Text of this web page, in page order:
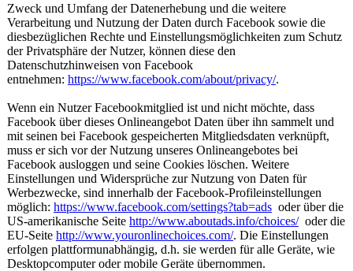
Zweck und Umfang der Datenerhebung und die weitere
Verarbeitung und Nutzung der Daten durch Facebook sowie die
diesbezüglichen Rechte und Einstellungsmöglichkeiten zum Schutz
der Privatsphäre der Nutzer, können diese den
Datenschutzhinweisen von Facebook
entnehmen: https://www.facebook.com/about/privacy/.
Wenn ein Nutzer Facebookmitglied ist und nicht möchte, dass
Facebook über dieses Onlineangebot Daten über ihn sammelt und
mit seinen bei Facebook gespeicherten Mitgliedsdaten verknüpft,
muss er sich vor der Nutzung unseres Onlineangebotes bei
Facebook ausloggen und seine Cookies löschen. Weitere
Einstellungen und Widersprüche zur Nutzung von Daten für
Werbezwecke, sind innerhalb der Facebook-Profileinstellungen
möglich: https://www.facebook.com/settings?tab=adsoder über die
US-amerikanische Seite http://www.aboutads.info/choices/oder die
EU-Seite http://www.youronlinechoices.com/. Die Einstellungen
erfolgen plattformunabhängig, d.h. sie werden für alle Geräte, wie
Desktopcomputer oder mobile Geräte übernommen.